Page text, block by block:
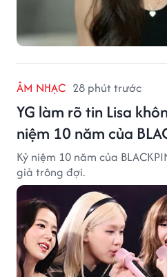
ÂM NHẠC 28 phút trước
YG làm rõ tin Lisa
niệm 10 năm của
Kỷ niệm 10 năm của
giả trông đợi.